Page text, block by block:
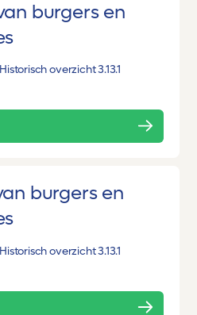
burgers en
overzicht 3.13.1
burgers en
overzicht 3.13.1